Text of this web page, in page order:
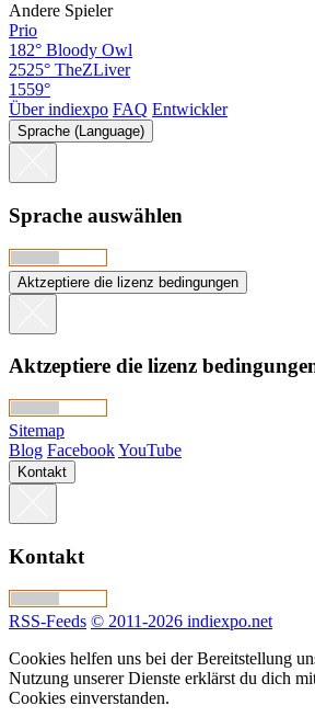
Andere Spieler
Prio
182° Bloody Owl
2525° TheZLiver
1559°
Über indiexpo FAQ Entwickler
Sprache (Language)
Sprache auswählen
Aktzeptiere die lizenz bedingungen
Aktzeptiere die lizenz
Sitemap
Blog FacebookYouTube
Kontakt
Kontakt
RSS-Feeds © 2011-2026 indiexpo.net
Cookies helfen uns bei der Bereitstellung
Nutzung unserer Dienste erklärst du dich
Cookies einverstanden.